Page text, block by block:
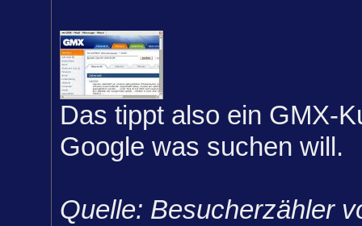
Das tippt also ein GMX-
Google was suchen will.
Quelle: Besucherzähler